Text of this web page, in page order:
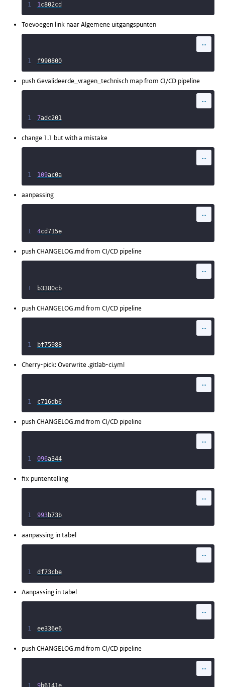
1 1c802cd
Toevoegen link naar Algemene uitgangspunten
...
1 f990800
push Gevalideerde_vragen_technisch map from CI/CD pipeline
...
1 7adc201
change 1.1 but with a mistake
...
1 109ac0a
aanpassing
...
1 4cd715e
push CHANGELOG.md from CI/CD pipeline
...
1 b3380cb
push CHANGELOG.md from CI/CD pipeline
...
1 bf75988
Cherry-pick: Overwrite .gitlab-ci.yml
...
1 c716db6
push CHANGELOG.md from CI/CD pipeline
...
1 096a344
fix puntentelling
...
1 993b73b
aanpassing in tabel
...
1 df73cbe
Aanpassing in tabel
...
1 ee336e6
push CHANGELOG.md from CI/CD pipeline
...
1 9b6141e